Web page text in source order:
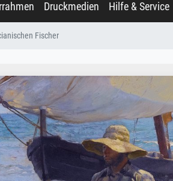
Druckmedien Hilfe & Service
Fischer